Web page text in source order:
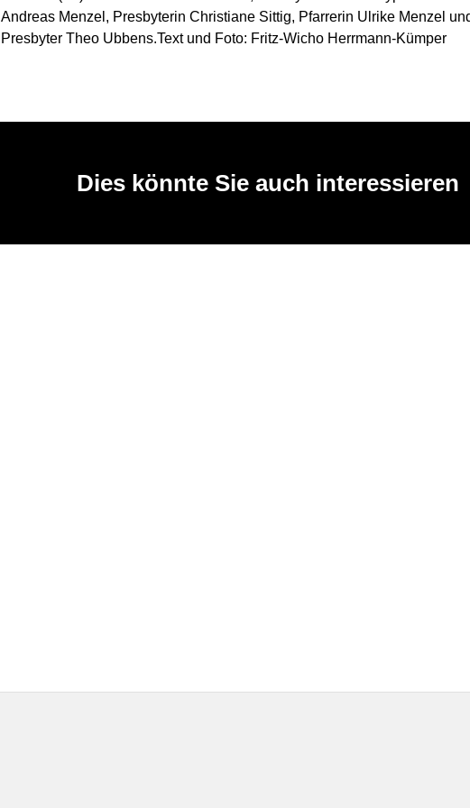
Andreas Menzel, Presbyterin Christiane Sittig, Pfarrerin Ulrike Menzel
Presbyter Theo Ubbens.Text und Foto: Fritz-Wicho Herrmann-Kümper
Dies könnte Sie auch interessieren